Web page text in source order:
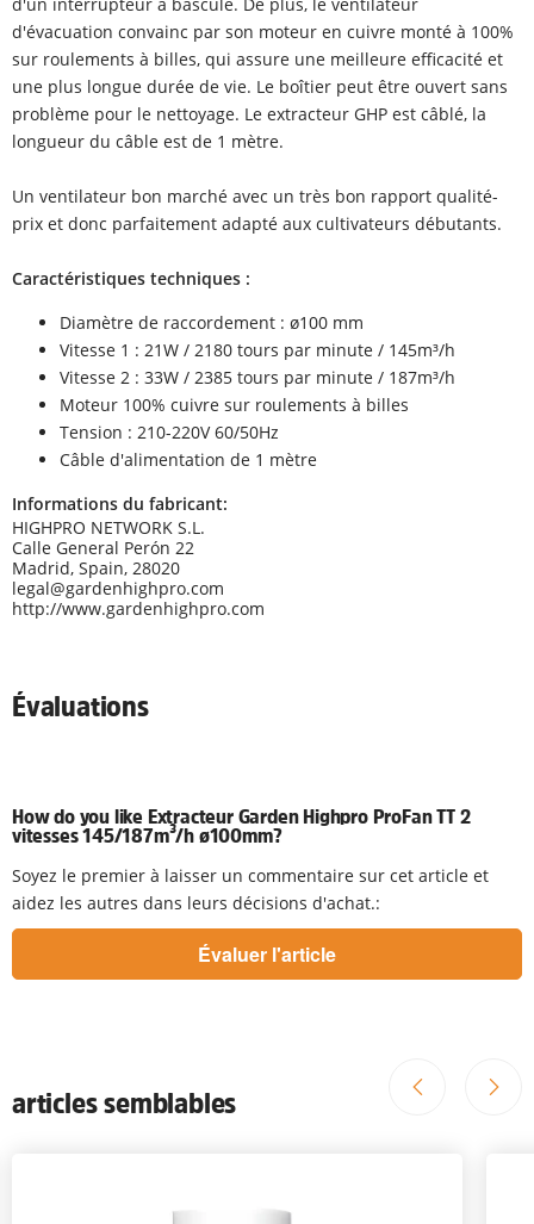
d'évacuation convainc par son moteur en cuivre monté à 100%
sur roulements à billes, qui assure une meilleure efficacité et
une plus longue durée de vie. Le boîtier peut être ouvert sans
problème pour le nettoyage. Le extracteur GHP est câblé, la
longueur du câble est de 1 mètre.
Un ventilateur bon marché avec un très bon rapport qualité-
prix et donc parfaitement adapté aux cultivateurs débutants.
Caractéristiques techniques :
Diamètre de raccordement : ø100 mm
Vitesse 1 : 21W / 2180 tours par minute / 145m³/h
Vitesse 2 : 33W / 2385 tours par minute / 187m³/h
Moteur 100% cuivre sur roulements à billes
Tension : 210-220V 60/50Hz
Câble d'alimentation de 1 mètre
Informations du fabricant:
HIGHPRO NETWORK S.L.
Calle General Perón 22
Madrid, Spain, 28020
legal@gardenhighpro.com
http://www.gardenhighpro.com
Évaluations
How do you like Extracteur Garden Highpro ProFan TT 2
vitesses 145/187m³/h ø100mm?
Soyez le premier à laisser un commentaire sur cet article et
aidez les autres dans leurs décisions d'achat.:
articles semblables